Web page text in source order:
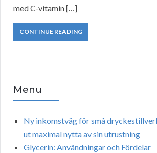
med C-vitamin […]
CONTINUE READING
Menu
Ny inkomstväg för små
ut maximal nytta av sin utrustning
Glycerin: Användningar och Fördelar